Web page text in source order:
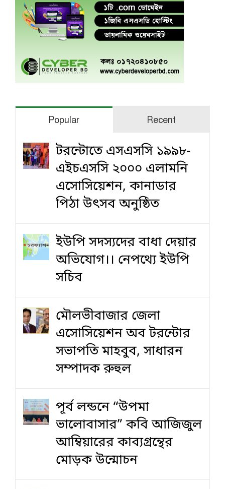
Popular Recent
টরন্টোতে এসএসসি ১৯৯৮-
এইচএসসি ২০০০ এলামনি
এসোসিয়েশন, কানাডার
পিঠা উৎসব অনুষ্ঠিত
ইউপি সদস্যদের বাধা দেয়ার
অভিযোগ।। নেপথ্যে ইউপি
সচিব
মৌলভীবাজার জেলা
এসোসিয়েশন অব টরন্টোর
সভাপতি মাহবুব, সাধারন
সম্পাদক রুহুল
পূর্ব লন্ডনে “উপমা
ভালোবাসার” কবি আজিজুল
আম্বিয়ারের কাব্যগ্রন্থের
মোড়ক উন্মোচন